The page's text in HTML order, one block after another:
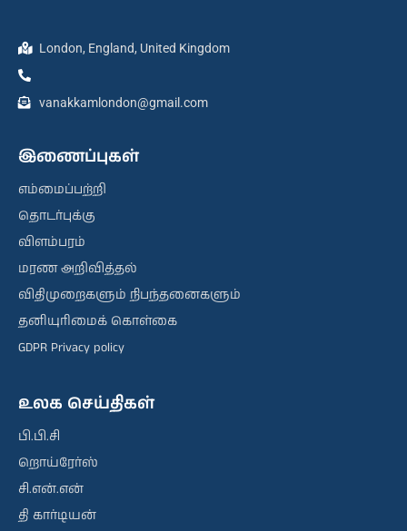
London, England, United Kingdom
vanakkamlondon@gmail.com
இணைப்புகள்
எம்மைப்பற்றி
தொடர்புக்கு
விளம்பரம்
மரண அறிவித்தல்
விதிமுறைகளும் நிபந்தனைகளும்
தனியுரிமைக் கொள்கை
GDPR Privacy policy
உலக செய்திகள்
பி.பி.சி
றொய்ரேர்ஸ்
சி.என்.என்
தி கார்டியன்